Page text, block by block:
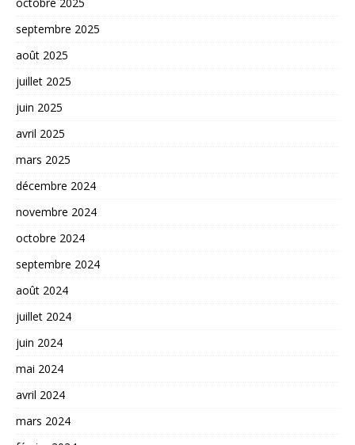
septembre 2025
août 2025
juillet 2025
juin 2025
avril 2025
mars 2025
décembre 2024
novembre 2024
octobre 2024
septembre 2024
août 2024
juillet 2024
juin 2024
mai 2024
avril 2024
mars 2024